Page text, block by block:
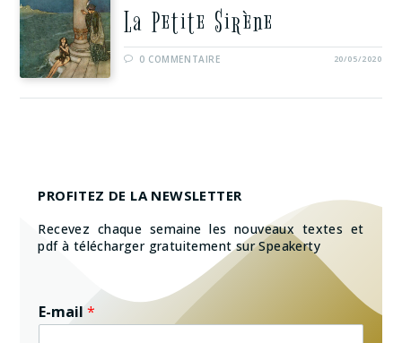
La Petite Sirène
0 COMMENTAIRE 20/05/2020
PROFITEZ DE LA NEWSLETTER
Recevez chaque semaine les nouveaux textes et
pdf à télécharger gratuitement sur Speakerty
E-mail*